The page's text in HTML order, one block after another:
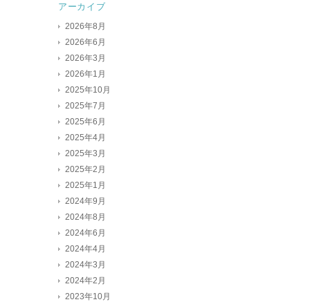
アーカイブ
2026年8月
2026年6月
2026年3月
2026年1月
2025年10月
2025年7月
2025年6月
2025年4月
2025年3月
2025年2月
2025年1月
2024年9月
2024年8月
2024年6月
2024年4月
2024年3月
2024年2月
2023年10月